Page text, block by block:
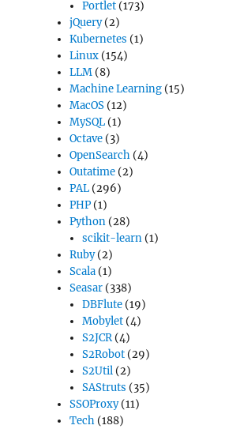
Portlet (173)
jQuery(2)
Kubernetes (1)
Linux (154)
LLM (8)
Machine Learning (15)
MacOS (12)
MySQL (1)
Octave (3)
OpenSearch (4)
Outatime (2)
PAL (296)
PHP (1)
Python (28)
scikit-learn (1)
Ruby(2)
Scala (1)
Seasar (338)
DBFlute (19)
Mobylet (4)
S2JCR(4)
S2Robot (29)
S2Util (2)
SAStruts (35)
SSOProxy(11)
Tech (188)